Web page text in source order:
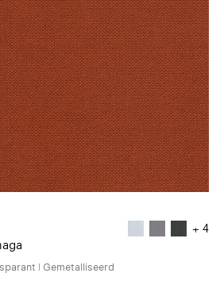
+ 4
| Gemetalliseerd